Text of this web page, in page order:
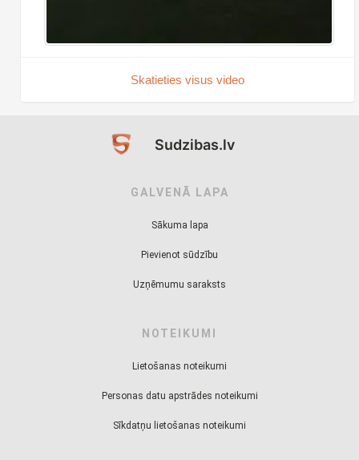
Skatieties visus video
Sudzibas.lv
GALVENĀ LAPA
Sākuma lapa
Pievienot sūdzību
Uzņēmumu saraksts
NOTEIKUMI
Lietošanas noteikumi
Personas datu apstrādes noteikumi
Sīkdatņu lietošanas noteikumi